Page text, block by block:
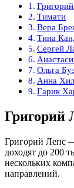
Тимати
Вера
Тина
Сергей
Ольга
Анна
Гарик
Григорий
Григорий Лепс
доходят до 200
нескольких
направлений.